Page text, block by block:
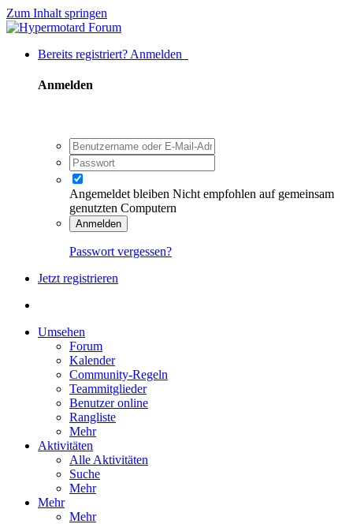
Zum Inhalt springen
Bereits registriert? Anmelden
Anmelden
Angemeldet bleiben Nicht empfohlen auf gemeinsam
genutzten Computern
Anmelden
Passwort vergessen?
Jetzt registrieren
Umsehen
Forum
Kalender
Community-Regeln
Teammitglieder
Benutzer online
Rangliste
Mehr
Aktivitäten
Alle Aktivitäten
Suche
Mehr
Mehr
Mehr